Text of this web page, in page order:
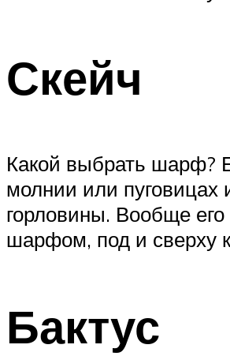
Скейч
Какой выбрать шарф?
молнии или пуговицах
горловины. Вообще
шарфом, под и сверху
Бактус